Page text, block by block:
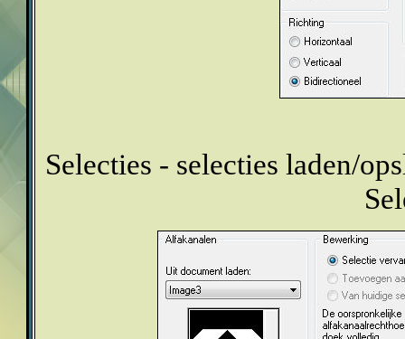
Selecties - selecties laden/